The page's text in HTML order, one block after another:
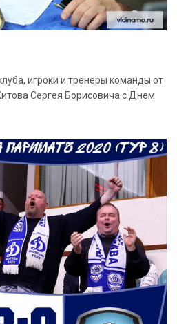
игроки и тренеры команды от
Сергея Борисовича с Днем